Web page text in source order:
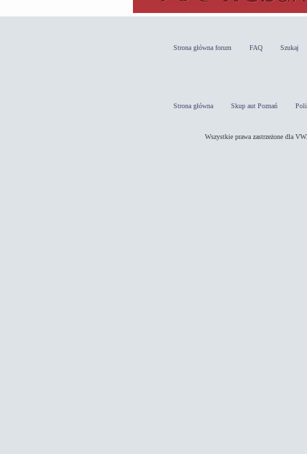
Strona główna forum FAQ Szukaj
Strona główna Skup aut Poznań
Wszystkie prawa zastrzeżone dla